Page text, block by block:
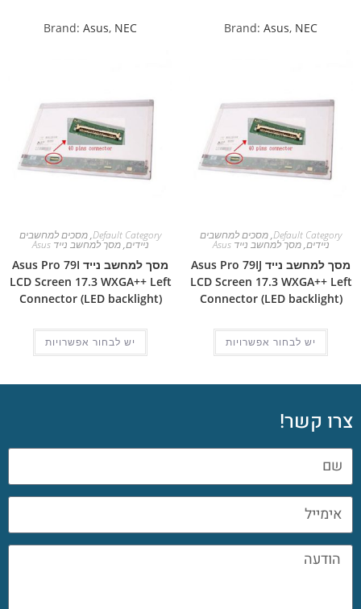
Brand: Asus, NEC
Default Category
,מסכים למחשבים
ניידים,מסך למחשב נייד Asus
מסך למחשב נייד Asus Pro 79IJ
LCD Screen 17.3 WXGA++ Left
Connector (LED backlight)
יש לבחור אפשרויות
Brand: Asus, NEC
Default Category
,מסכים למחשבים
ניידים,מסך למחשב נייד Asus
מסך למחשב נייד Asus Pro 79I
LCD Screen 17.3 WXGA++ Left
Connector (LED backlight)
יש לבחור אפשרויות
צרו קשר!